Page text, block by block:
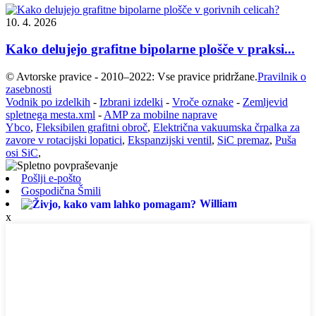
10. 4. 2026
Kako delujejo grafitne bipolarne plošče v praksi...
© Avtorske pravice - 2010–2022: Vse pravice pridržane.Pravilnik o
zasebnosti
Vodnik po izdelkih - Izbrani izdelki - Vroče oznake - Zemljevid
spletnega mesta.xml - AMP za mobilne naprave
Ybco, Fleksibilen grafitni obroč, Električna vakuumska črpalka za
zavore v rotacijski lopatici, Ekspanzijski ventil, SiC premaz, Puša
osi SiC,
Pošlji e-pošto
Gospodična Šmili
William
x